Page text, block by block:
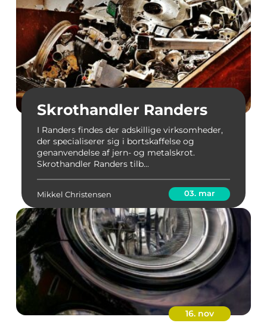
Skrothandler Randers
I Randers findes der adskillige virksomheder,
der specialiserer sig i bortskaffelse og
genanvendelse af jern- og metalskrot.
Skrothandler Randers tilb...
Mikkel Christensen 03. mar
16. nov